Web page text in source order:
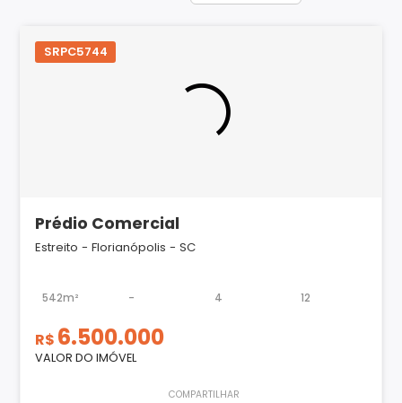
SRPC5744
Prédio Comercial
Estreito - Florianópolis - SC
542m² - 4 12
R$ 6.500.000
VALOR DO IMÓVEL
COMPARTILHAR